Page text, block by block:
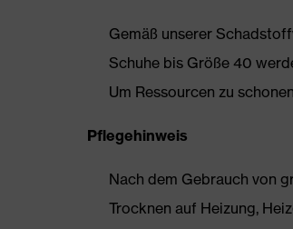
Gemäß unserer
Schuhe bis Größe 40
Um Ressourcen zu
Pflegehinweis
Nach dem Gebrauch von
Trocknen auf Heizung,